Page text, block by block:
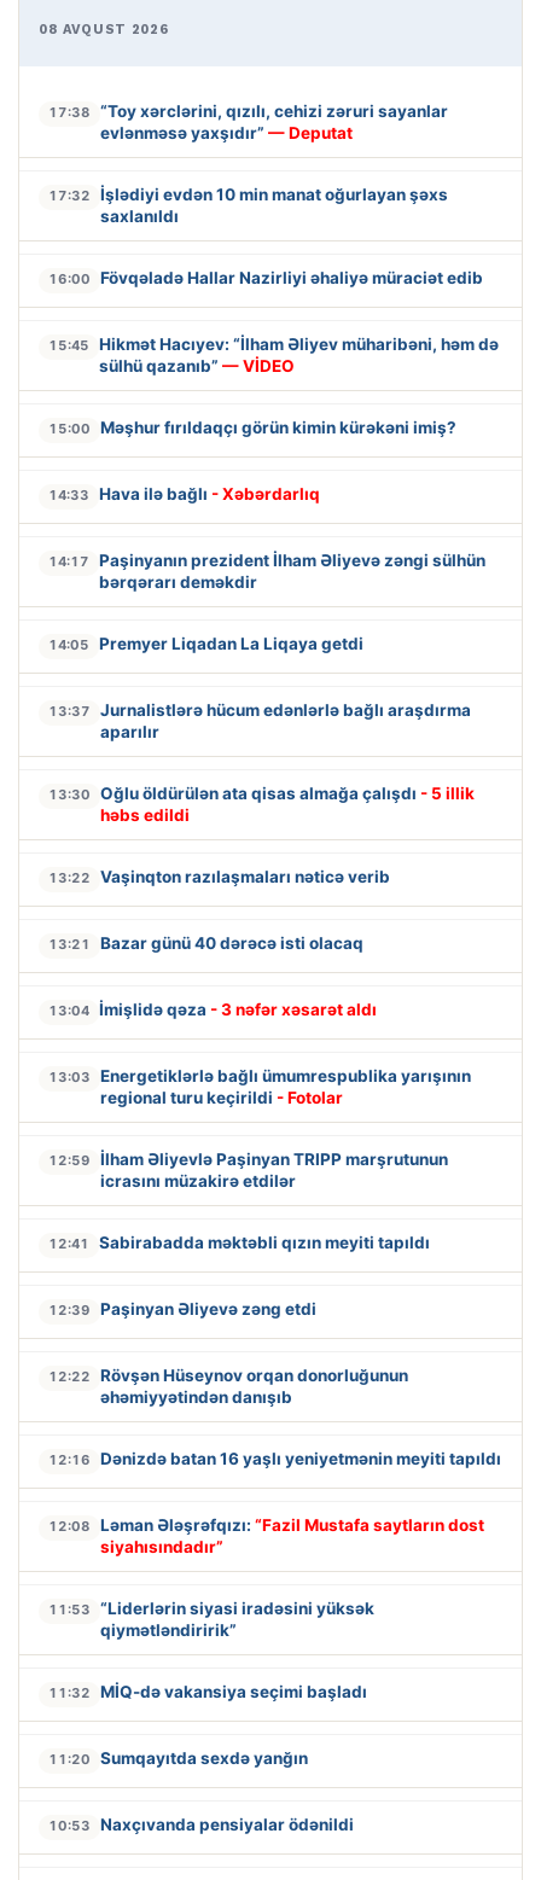
08 AVQUST 2026
17:38
“Toy xərclərini, qızılı, cehizi zəruri sayanlar
evlənməsə yaxşıdır” — Deputat
17:32
İşlədiyi evdən 10 min manat oğurlayan şəxs
saxlanıldı
16:00 Fövqəladə Hallar Nazirliyi əhaliyə müraciət edib
15:45
Hikmət Hacıyev: “İlham Əliyev müharibəni, həm də
sülhü qazanıb” — VİDEO
15:00 Məşhur fırıldaqçı görün kimin kürəkəni imiş?
14:33 Hava ilə bağlı - Xəbərdarlıq
14:17
Paşinyanın prezident İlham Əliyevə zəngi sülhün
bərqərarı deməkdir
14:05 Premyer Liqadan La Liqaya getdi
13:37
Jurnalistlərə hücum edənlərlə bağlı araşdırma
aparılır
13:30 Oğlu öldürülən ata qisas almağa çalışdı - 5 illik
həbs edildi
13:22 Vaşinqton razılaşmaları nəticə verib
13:21 Bazar günü 40 dərəcə isti olacaq
13:04 İmişlidə qəza - 3 nəfər xəsarət aldı
13:03
Energetiklərlə bağlı ümumrespublika yarışının
regional turu keçirildi - Fotolar
12:59
İlham Əliyevlə Paşinyan TRIPP marşrutunun
icrasını müzakirə etdilər
12:41 Sabirabadda məktəbli qızın meyiti tapıldı
12:39 Paşinyan Əliyevə zəng etdi
12:22
Rövşən Hüseynov orqan donorluğunun
əhəmiyyətindən danışıb
12:16 Dənizdə batan 16 yaşlı yeniyetmənin meyiti tapıldı
12:08 Ləman Ələşrəfqızı: “Fazil Mustafa saytların dost
siyahısındadır”
11:53
“Liderlərin siyasi iradəsini yüksək
qiymətləndiririk”
11:32 MİQ-də vakansiya seçimi başladı
11:20 Sumqayıtda sexdə yanğın
10:53 Naxçıvanda pensiyalar ödənildi